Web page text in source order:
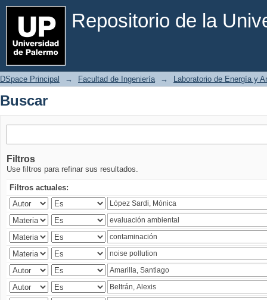
Repositorio de la
Buscar
DSpace Principal → Facultad de Ingeniería → Laboratorio de Energía y
Buscar
Filtros
Use filtros para refinar sus resultados.
Filtros actuales: